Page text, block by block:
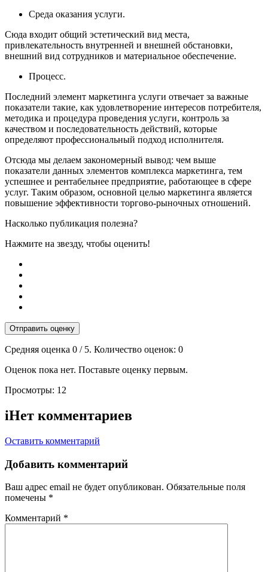
Среда оказания услуги.
Сюда входит общий эстетический вид места,
привлекательность внутренней и внешней обстановки,
внешний вид сотрудников и материальное обеспечение.
Процесс.
Последний элемент маркетинга услуги отвечает за важные
показатели такие, как удовлетворение интересов потребителя,
методика и процедура проведения услуги, контроль за
качеством и последовательность действий, которые
определяют профессиональный подход исполнителя.
Отсюда мы делаем закономерный вывод: чем выше
показатели данных элементов комплекса маркетинга, тем
успешнее и рентабельнее предприятие, работающее в сфере
услуг. Таким образом, основной целью маркетинга является
повышение эффективности торгово-рыночных отношений.
Насколько публикация полезна?
Нажмите на звезду, чтобы оценить!
Отправить оценку
Средняя оценка 0 / 5. Количество оценок: 0
Оценок пока нет. Поставьте оценку первым.
Просмотры: 12
iНет комментариев
Оставить комментарий
Добавить комментарий
Ваш адрес email не будет опубликован. Обязательные поля
помечены *
Комментарий *